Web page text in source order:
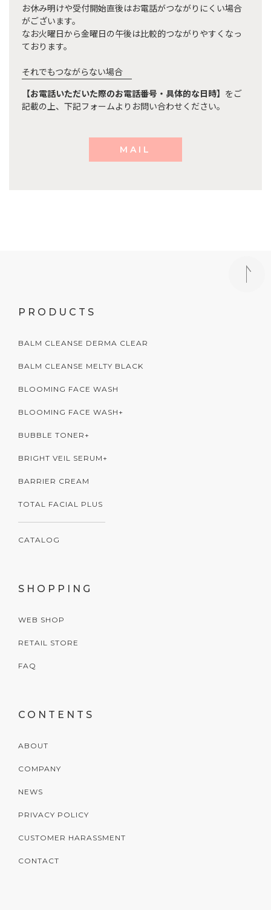
お休み明けや受付開始直後はお電話がつながりにくい場合
がございます。
なお火曜日から金曜日の午後は比較的つながりやすくなっ
ております。
それでもつながらない場合
【お電話いただいた際のお電話番号・具体的な日時】 をご
記載の上、 下記フォームよりお問い合わせください。
MAIL
PRODUCTS
BALM CLEANSE DERMA CLEAR
BALM CLEANSE MELTY BLACK
BLOOMING FACE WASH
BLOOMING FACE WASH+
BUBBLE TONER+
BRIGHT VEIL SERUM+
BARRIER CREAM
TOTAL FACIAL PLUS
CATALOG
SHOPPING
WEB SHOP
RETAIL STORE
FAQ
CONTENTS
ABOUT
COMPANY
NEWS
PRIVACY POLICY
CUSTOMER HARASSMENT
CONTACT